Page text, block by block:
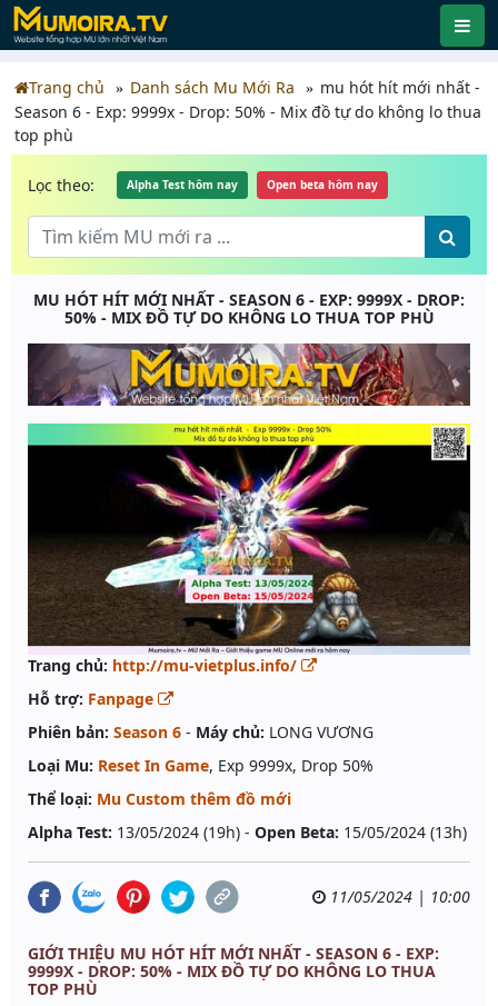
Trang chủ Danh sách Mu Mới Ra
mu hót hít mới nhất -
Season 6 - Exp: 9999x - Drop: 50% - Mix đồ tự do không lo thua
top phù
Lọc theo: Alpha Test hôm nay Open beta hôm nay
MU HÓT HÍT MỚI NHẤT - SEASON 6 - EXP: 9999X - DROP:
50% - MIX ĐỒ TỰ DO KHÔNG LO THUA TOP PHÙ
Trang chủ: http://mu-vietplus.info/
Hỗ trợ: Fanpage
Phiên bản: Season 6 - Máy chủ: LONG VƯƠNG
Loại Mu: Reset In Game, Exp 9999x, Drop 50%
Thể loại: Mu Custom thêm đồ mới
Alpha Test: 13/05/2024 (19h) - Open Beta: 15/05/2024 (13h)
11/05/2024 | 10:00
GIỚI THIỆU MU HÓT HÍT MỚI NHẤT - SEASON 6 - EXP:
9999X - DROP: 50% - MIX ĐỒ TỰ DO KHÔNG LO THUA
TOP PHÙ